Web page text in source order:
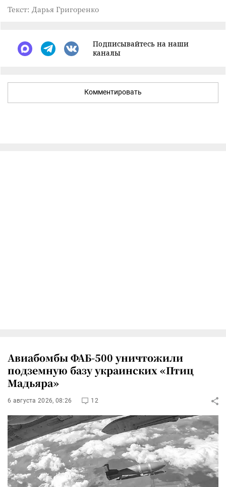
Текст: Дарья Григоренко
Подписывайтесь на наши
каналы
Комментировать
Авиабомбы ФАБ-500 уничтожили
подземную базу украинских «Птиц
Мадьяра»
6 августа 2026, 08:26 12